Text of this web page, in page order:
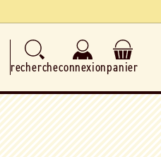
rechercheconnexionpanier